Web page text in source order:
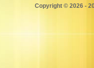
Copyright © 2026 -